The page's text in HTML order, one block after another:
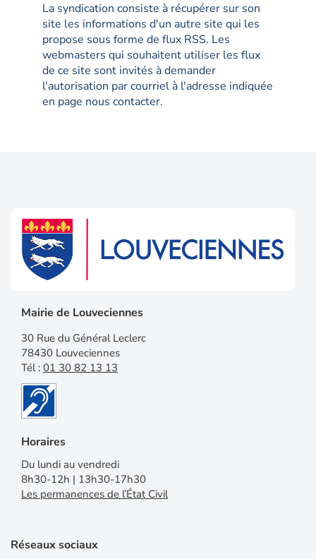
La syndication consiste à récupérer sur son
site les informations d'un autre site qui les
propose sous forme de flux RSS. Les
webmasters qui souhaitent utiliser les flux
de ce site sont invités à demander
l'autorisation par courriel à l'adresse indiquée
en page nous contacter.
Mairie de Louveciennes
30 Rue du Général Leclerc
78430 Louveciennes
Tél : 01 30 82 13 13
Horaires
Du lundi au vendredi
8h30-12h | 13h30-17h30
Les permanences de l’État Civil
Réseaux sociaux